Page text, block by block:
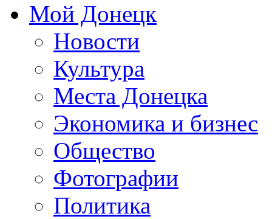
Мой Донецк
Новости
Культура
Места Донецка
Экономика и бизнес
Общество
Фотографии
Политика